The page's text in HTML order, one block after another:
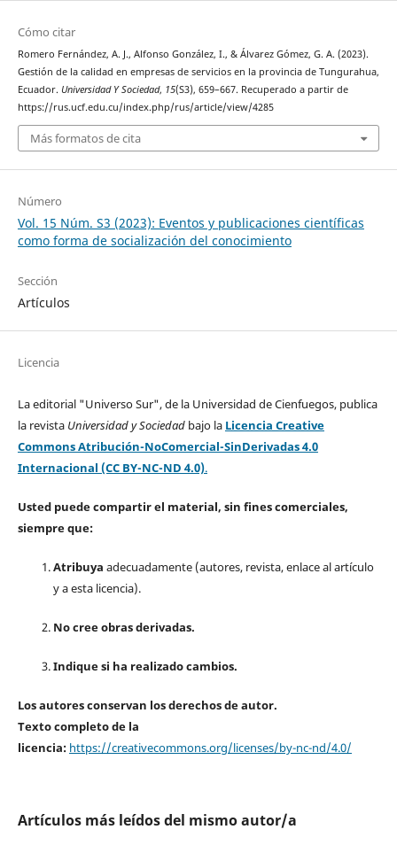
Cómo citar
Romero Fernández, A. J., Alfonso González, I., & Álvarez Gómez, G. A. (2023).
Gestión de la calidad en empresas de servicios en la provincia de Tungurahua,
Ecuador. Universidad Y Sociedad, 15(S3), 659–667. Recuperado a partir de
https://rus.ucf.edu.cu/index.php/rus/article/view/4285
Más formatos de cita
Número
Vol. 15 Núm. S3 (2023): Eventos y publicaciones científicas
como forma de socialización del conocimiento
Sección
Artículos
Licencia
La editorial "Universo Sur", de la Universidad de Cienfuegos, publica
la revista Universidad y Sociedad bajo la Licencia Creative
Commons Atribución-NoComercial-SinDerivadas 4.0
Internacional (CC BY-NC-ND 4.0).
Usted puede compartir el material, sin fines comerciales,
siempre que:
Atribuya adecuadamente (autores, revista, enlace al artículo
y a esta licencia).
No cree obras derivadas.
Indique si ha realizado cambios.
Los autores conservan los derechos de autor.
Texto completo de la
licencia: https://creativecommons.org/licenses/by-nc-nd/4.0/
Artículos más leídos del mismo autor/a